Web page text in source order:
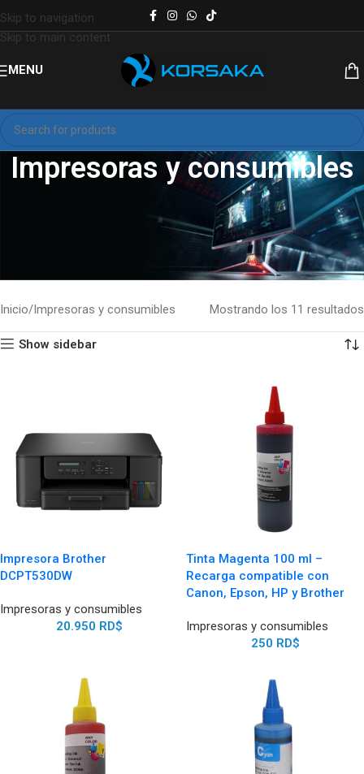
Skip to navigation
Skip to main content
MENU
Impresoras y consumibles
impresoras y consumibles
para uso
doméstico, profesional y empresarial. Encuentra impresoras láser,
de tinta continua, multifuncionalesy todos loscartuchos,
que necesitas. Productos confiables congarantía
envío rápido en toda República Dominicana.
Inicio Impresoras y consumibles Mostrando los 11 resultados
Show sidebar
Impresora Brother
DCPT530DW
Impresoras y consumibles
20.950 RD$
Tinta Magenta 100 ml –
Recarga compatible con
Canon, Epson, HP y Brother
Impresoras y consumibles
250 RD$